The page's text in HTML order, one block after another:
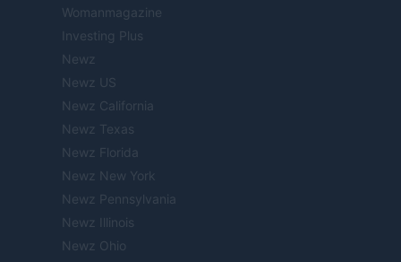
Womanmagazine
Investing Plus
Newz
Newz US
Newz California
Newz Texas
Newz Florida
Newz New York
Newz Pennsylvania
Newz Illinois
Newz Ohio